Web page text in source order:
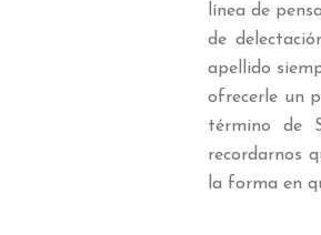
línea de
de
apellido
ofrecerle un
término de
recordarnos
la forma en